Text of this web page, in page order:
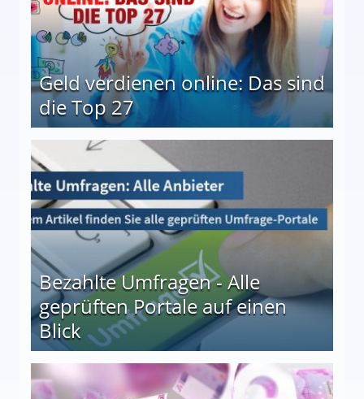
Geld verdienen online: Das sind
die Top 27
Bezahlte Umfragen - Alle
geprüften Portale auf einen
Blick
auf einen Blick